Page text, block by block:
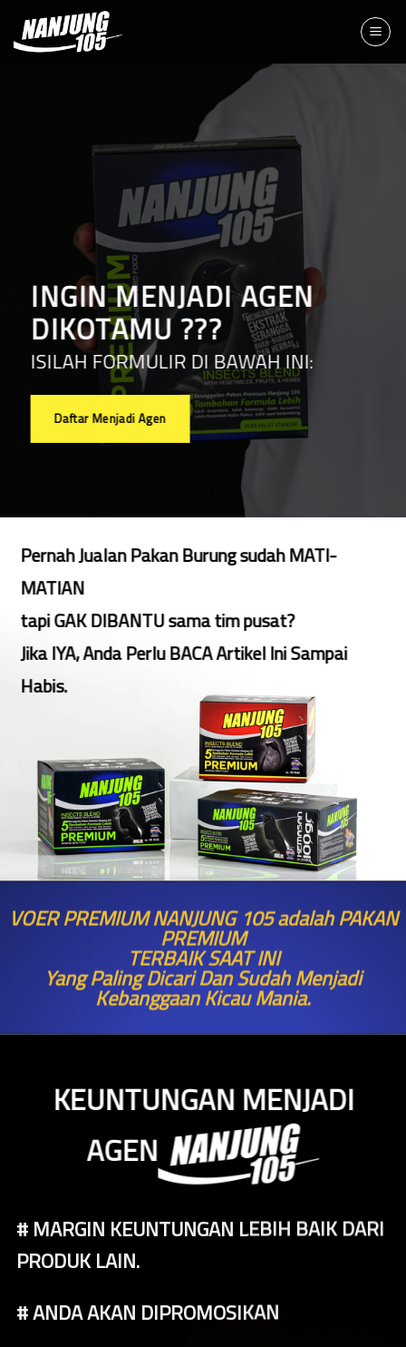
content
INGIN MENJADI AGEN
DIKOTAMU ???
ISILAH FORMULIR DI BAWAH INI:
Daftar Menjadi Agen
Pernah Jualan Pakan Burung sudah MATI-
MATIAN
tapi GAK DIBANTU sama tim pusat?
Jika IYA, Anda Perlu BACA Artikel Ini Sampai
Habis.
VOER PREMIUM NANJUNG 105 adalah PAKAN
PREMIUM
TERBAIK SAAT INI
Yang Paling Dicari Dan Sudah Menjadi
Kebanggaan Kicau Mania.
KEUNTUNGAN MENJADI
AGEN
# MARGIN KEUNTUNGAN LEBIH BAIK DARI
PRODUK LAIN.
# ANDA AKAN DIPROMOSIKAN